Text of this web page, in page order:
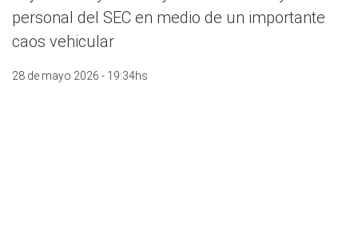
personal del SEC en medio de un importante
caos vehicular
28 de mayo 2026 - 19:34hs